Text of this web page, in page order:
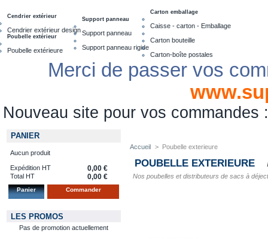
Cendrier extérieur
Cendrier extérieur design
Poubelle extérieur
Poubelle extérieure
Support panneau
Support panneau
Support panneau rigide
Carton emballage
Caisse - carton - Emballage
Carton bouteille
Carton-boîte postales
Merci de passer vos
Nouveau site pour vos commandes
PANIER
Aucun produit
Expédition HT 0,00 €
Total HT 0,00 €
Panier Commander
LES PROMOS
Pas de promotion actuellement
Accueil > Poubelle exterieure
POUBELLE EXTERIEURE
Nos poubelles et distributeurs de sacs à